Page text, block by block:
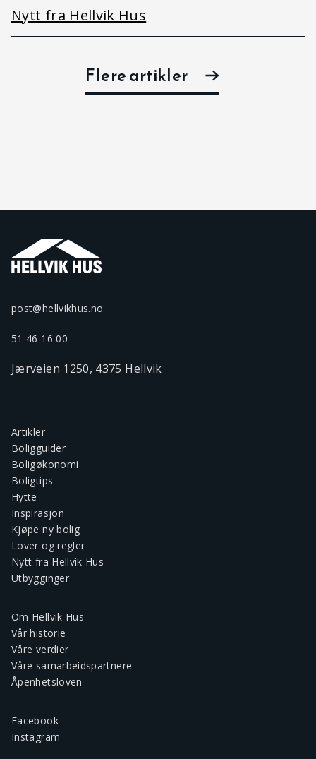
Nytt fra Hellvik Hus
Flere artikler
post@hellvikhus.no
51 46 16 00
Jærveien 1250, 4375 Hellvik
Artikler
Boligguider
Boligøkonomi
Boligtips
Hytte
Inspirasjon
Kjøpe ny bolig
Lover og regler
Nytt fra Hellvik Hus
Utbygginger
Om Hellvik Hus
Vår historie
Våre verdier
Våre samarbeidspartnere
Åpenhetsloven
Facebook
Instagram